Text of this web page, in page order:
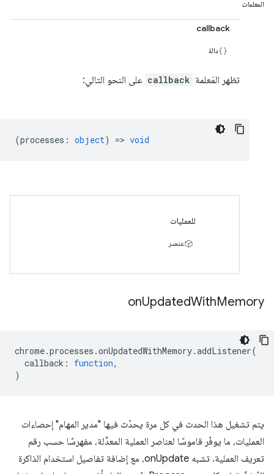
المعلمات
callback
دالة
تظهر المَعلمة callback على النحو التالي:
(processes : object) => void
للعمليات
عنصر
onUpdatedWithMemory
chrome.processes .onUpdatedWithMemory.addListener(
callback : function,
)
يتم تشغيل هذا الحدث في كل مرة يحدّث فيها "مدير المهام" إحصاءات
العمليات، ما يوفّر قاموسًا لعناصر العملية المعدَّلة، مفهرسًا حسب رقم
تعريف العملية. تشبه onUpdate، مع إضافة تفاصيل استخدام الذاكرة